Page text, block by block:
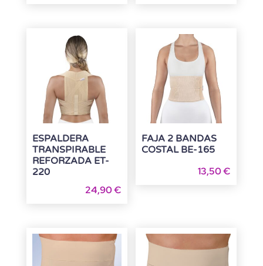
ESPALDERA
TRANSPIRABLE
REFORZADA ET-
220
24,90€
FAJA 2 BANDAS
COSTAL BE-165
13,50€